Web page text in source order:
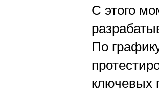
С этого
По
ключевых